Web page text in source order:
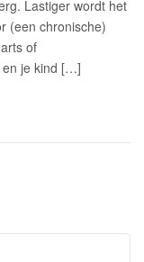
Lastiger wordt het
(een chronische)
of
en je kind […]